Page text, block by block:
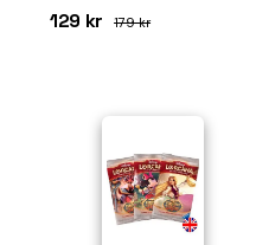
129 kr 179 kr